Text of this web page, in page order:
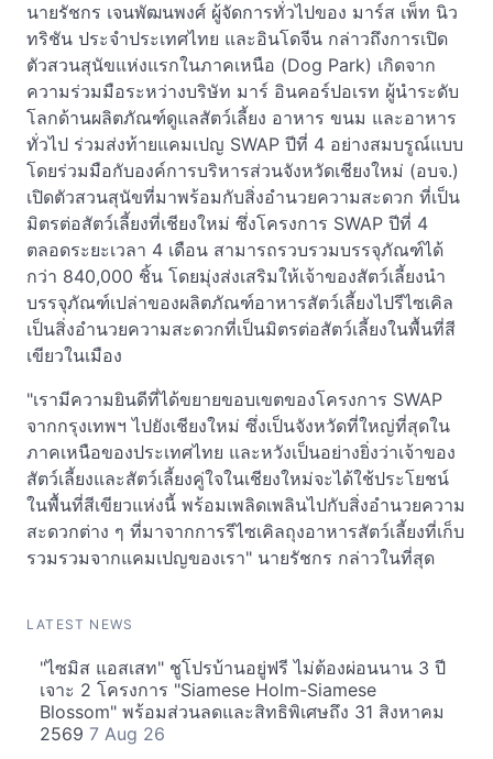
นายรัชกร เจนพัฒนพงศ์ ผู้จัดการทั่วไปของ มาร์ส เพ็ท นิว
ทริชัน ประจำประเทศไทย และอินโดจีน กล่าวถึงการเปิด
ตัวสวนสุนัขแห่งแรกในภาคเหนือ (Dog Park) เกิดจาก
ความร่วมมือระหว่างบริษัท มาร์ อินคอร์ปอเรท ผู้นำระดับ
โลกด้านผลิตภัณฑ์ดูแลสัตว์เลี้ยง อาหาร ขนม และอาหาร
ทั่วไป ร่วมส่งท้ายแคมเปญ SWAP ปีที่ 4 อย่างสมบรูณ์แบบ
โดยร่วมมือกับองค์การบริหารส่วนจังหวัดเชียงใหม่ (อบจ.)
เปิดตัวสวนสุนัขที่มาพร้อมกับสิ่งอำนวยความสะดวก ที่เป็น
มิตรต่อสัตว์เลี้ยงที่เชียงใหม่ ซึ่งโครงการ SWAP ปีที่ 4
ตลอดระยะเวลา 4 เดือน สามารถรวบรวมบรรจุภัณฑ์ได้
กว่า 840,000 ชิ้น โดยมุ่งส่งเสริมให้เจ้าของสัตว์เลี้ยงนำ
บรรจุภัณฑ์เปล่าของผลิตภัณฑ์อาหารสัตว์เลี้ยงไปรีไซเคิล
เป็นสิ่งอำนวยความสะดวกที่เป็นมิตรต่อสัตว์เลี้ยงในพื้นที่สี
เขียวในเมือง
"เรามีความยินดีที่ได้ขยายขอบเขตของโครงการ SWAP
จากกรุงเทพฯ ไปยังเชียงใหม่ ซึ่งเป็นจังหวัดที่ใหญ่ที่สุดใน
ภาคเหนือของประเทศไทย และหวังเป็นอย่างยิ่งว่าเจ้าของ
สัตว์เลี้ยงและสัตว์เลี้ยงคู่ใจในเชียงใหม่จะได้ใช้ประโยชน์
ในพื้นที่สีเขียวแห่งนี้ พร้อมเพลิดเพลินไปกับสิ่งอำนวยความ
สะดวกต่าง ๆ ที่มาจากการรีไซเคิลถุงอาหารสัตว์เลี้ยงที่เก็บ
รวมรวมจากแคมเปญของเรา" นายรัชกร กล่าวในที่สุด
LATEST NEWS
"ไซมิส แอสเสท" ชูโปรบ้านอยู่ฟรี ไม่ต้องผ่อนนาน 3 ปี
เจาะ 2 โครงการ "Siamese Holm-Siamese
Blossom" พร้อมส่วนลดและสิทธิพิเศษถึง 31 สิงหาคม
2569 7 Aug 26